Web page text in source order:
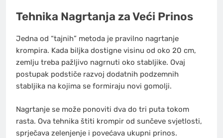
Tehnika Nagrtanja za Veći Prinos
Jedna od “tajnih” metoda je pravilno nagrtanje
krompira. Kada biljka dostigne visinu od oko 20 cm,
zemlju treba pažljivo nagrnuti oko stabljike. Ovaj
postupak podstiče razvoj dodatnih podzemnih
stabljika na kojima se formiraju novi gomolji.
Nagrtanje se može ponoviti dva do tri puta tokom
rasta. Ova tehnika štiti krompir od sunčeve svjetlosti,
sprječava zelenjenje i povećava ukupni prinos.